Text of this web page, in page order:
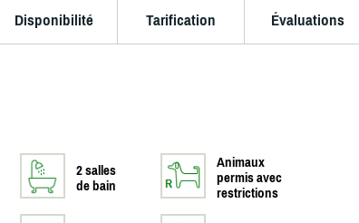
Disponibilité Tarification Évaluations
2 salles
de bain
Animaux
permis avec
restrictions